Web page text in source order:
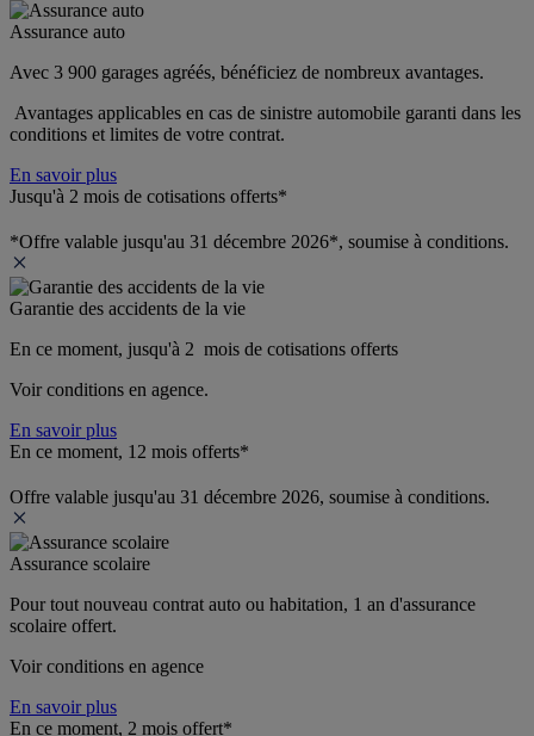
Assurance auto
Avec 3 900 garages agréés, bénéficiez de nombreux avantages.
Avantages applicables en cas de sinistre automobile garanti dans les
conditions et limites de votre contrat.
En savoir plus
Jusqu'à 2 mois de cotisations offerts*
*Offre valable jusqu'au 31 décembre 2026*, soumise à conditions.
Garantie des accidents de la vie
En ce moment, jusqu'à 2  mois de cotisations offerts
Voir conditions en agence.
En savoir plus
En ce moment, 12 mois offerts*
Offre valable jusqu'au 31 décembre 2026, soumise à conditions.
Assurance scolaire
Pour tout nouveau contrat auto ou habitation, 1 an d'assurance
scolaire offert.
Voir conditions en agence
En savoir plus
En ce moment, 2 mois offert*